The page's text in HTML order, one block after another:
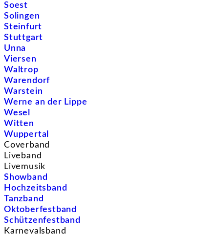
Soest
Solingen
Steinfurt
Stuttgart
Unna
Viersen
Waltrop
Warendorf
Warstein
Werne an der Lippe
Wesel
Witten
Wuppertal
Coverband
Liveband
Livemusik
Showband
Hochzeitsband
Tanzband
Oktoberfestband
Schützenfestband
Karnevalsband